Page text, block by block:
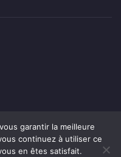
garantir la meilleure
continuez à utiliser ce
en êtes satisfait.